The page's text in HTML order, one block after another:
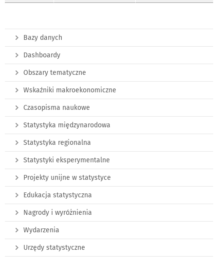
Bazy danych
Dashboardy
Obszary tematyczne
Wskaźniki makroekonomiczne
Czasopisma naukowe
Statystyka międzynarodowa
Statystyka regionalna
Statystyki eksperymentalne
Projekty unijne w statystyce
Edukacja statystyczna
Nagrody i wyróżnienia
Wydarzenia
Urzędy statystyczne